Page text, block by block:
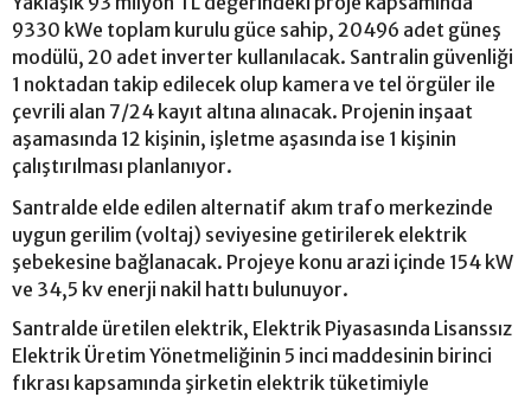
9330 kWe toplam kurulu güce sahip, 20496 adet güneş
modülü, 20 adet inverter kullanılacak. Santralin güvenliği
1 noktadan takip edilecek olup kamera ve tel örgüler ile
çevrili alan 7/24 kayıt altına alınacak. Projenin inşaat
aşamasında 12 kişinin, işletme aşasında ise 1 kişinin
çalıştırılması planlanıyor.
Santralde elde edilen alternatif akım trafo merkezinde
uygun gerilim (voltaj) seviyesine getirilerek elektrik
şebekesine bağlanacak. Projeye konu arazi içinde 154 kW
ve 34,5 kv enerji nakil hattı bulunuyor.
Santralde üretilen elektrik, Elektrik Piyasasında Lisanssız
Elektrik Üretim Yönetmeliğinin 5 inci maddesinin birinci
fıkrası kapsamında şirketin elektrik tüketimiyle